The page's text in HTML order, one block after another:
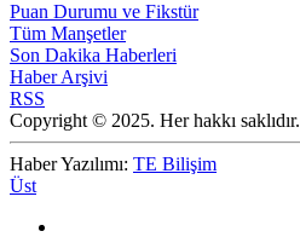
Puan Durumu ve Fikstür
Tüm Manşetler
Son Dakika Haberleri
Haber Arşivi
RSS
Copyright © 2025. Her hakkı saklıdır.
Haber Yazılımı: TE Bilişim
Üst